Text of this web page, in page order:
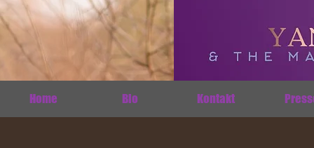
Home Bio Kontakt